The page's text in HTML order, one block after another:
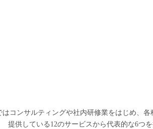
はコンサルティングや社内研修業をはじめ、
提供している12のサービスから代表的な6つ